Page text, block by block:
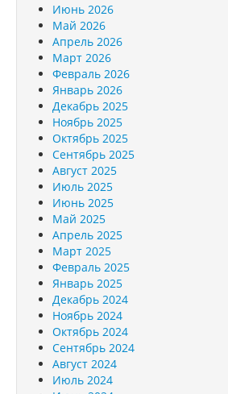
Июнь 2026
Май 2026
Апрель 2026
Март 2026
Февраль 2026
Январь 2026
Декабрь 2025
Ноябрь 2025
Октябрь 2025
Сентябрь 2025
Август 2025
Июль 2025
Июнь 2025
Май 2025
Апрель 2025
Март 2025
Февраль 2025
Январь 2025
Декабрь 2024
Ноябрь 2024
Октябрь 2024
Сентябрь 2024
Август 2024
Июль 2024